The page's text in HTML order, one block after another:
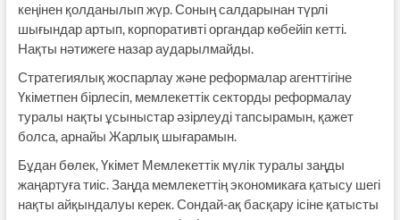
кеңінен қолданылып жүр. Соның салдарынан түрлі
шығындар артып, корпоративті органдар көбейіп кетті.
Нақты нәтижеге назар аударылмайды.
Стратегиялық жоспарлау және реформалар агенттігіне
Үкіметпен бірлесіп, мемлекеттік секторды реформалау
туралы нақты ұсыныстар әзірлеуді тапсырамын, қажет
болса, арнайы Жарлық шығарамын.
Бұдан бөлек, Үкімет Мемлекеттік мүлік туралы заңды
жаңартуға тиіс. Заңда мемлекеттің экономикаға қатысу шегі
нақты айқындалуы керек. Сондай-ақ басқару ісіне қатысты